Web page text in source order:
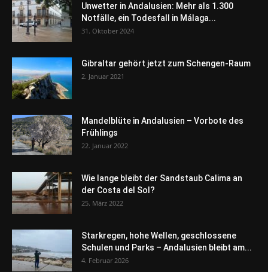
Unwetter in Andalusien: Mehr als 1.300
Notfälle, ein Todesfall in Málaga...
31. Oktober 2024
Gibraltar gehört jetzt zum Schengen-Raum
2. Januar 2021
Mandelblüte in Andalusien – Vorbote des
Frühlings
22. Januar 2022
Wie lange bleibt der Sandstaub Calima an
der Costa del Sol?
25. März 2022
Starkregen, hohe Wellen, geschlossene
Schulen und Parks – Andalusien bleibt am...
4. Februar 2026